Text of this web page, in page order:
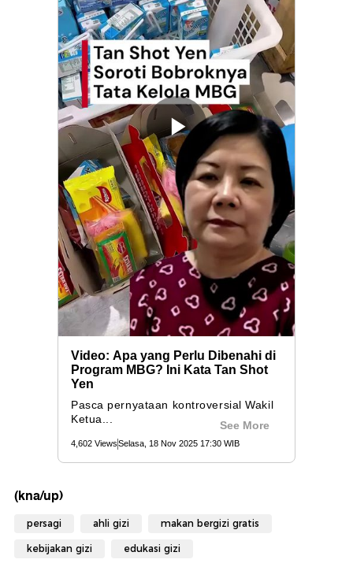
(kna/up)
persagi ahli gizi makan bergizi gratis
kebijakan gizi edukasi gizi